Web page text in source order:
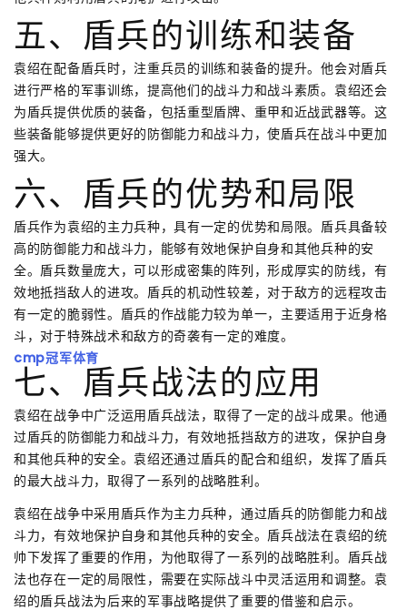
五、盾兵的训练和装备
袁绍在配备盾兵时，注重兵员的训练和装备的提升。他会对盾兵
进行严格的军事训练，提高他们的战斗力和战斗素质。袁绍还会
为盾兵提供优质的装备，包括重型盾牌、重甲和近战武器等。这
些装备能够提供更好的防御能力和战斗力，使盾兵在战斗中更加
强大。
六、盾兵的优势和局限
盾兵作为袁绍的主力兵种，具有一定的优势和局限。盾兵具备较
高的防御能力和战斗力，能够有效地保护自身和其他兵种的安
全。盾兵数量庞大，可以形成密集的阵列，形成厚实的防线，有
效地抵挡敌人的进攻。盾兵的机动性较差，对于敌方的远程攻击
有一定的脆弱性。盾兵的作战能力较为单一，主要适用于近身格
斗，对于特殊战术和敌方的奇袭有一定的难度。
cmp冠军体育
七、盾兵战法的应用
袁绍在战争中广泛运用盾兵战法，取得了一定的战斗成果。他通
过盾兵的防御能力和战斗力，有效地抵挡敌方的进攻，保护自身
和其他兵种的安全。袁绍还通过盾兵的配合和组织，发挥了盾兵
的最大战斗力，取得了一系列的战略胜利。
袁绍在战争中采用盾兵作为主力兵种，通过盾兵的防御能力和战
斗力，有效地保护自身和其他兵种的安全。盾兵战法在袁绍的统
帅下发挥了重要的作用，为他取得了一系列的战略胜利。盾兵战
法也存在一定的局限性，需要在实际战斗中灵活运用和调整。袁
绍的盾兵战法为后来的军事战略提供了重要的借鉴和启示。